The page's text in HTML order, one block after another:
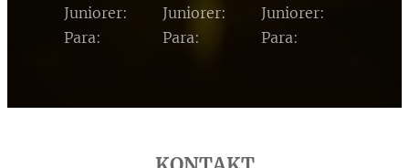
Juniorer:
Para:
Juniorer:
Para:
Juniorer:
Para: